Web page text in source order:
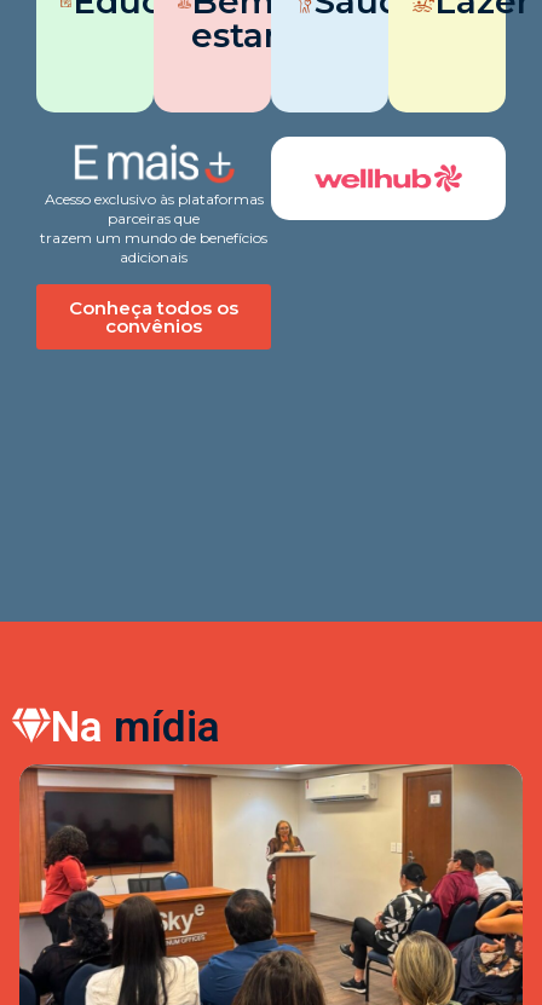
estar
Acesso exclusivo às plataformas
parceiras que
trazem um mundo de benefícios
adicionais
Conheça todos os
convênios
Na mídia